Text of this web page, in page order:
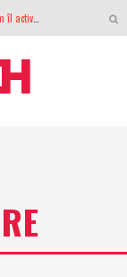
Ce este eSIM și cum îl activezi pe telefon? Ghid complet pentru Android și iPhone
NVIDIA avertizează: memoria RAM și SSD-urile ar putea deveni și mai scumpe în perioada următoare